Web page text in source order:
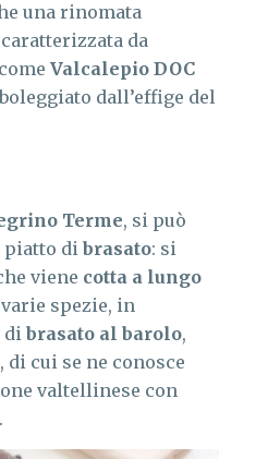
una rinomata
da
Valcalepio DOC
dall’effige del
Terme, si può
piatto di brasato: si
viene cotta a lungo
spezie, in
di brasato al barolo,
di cui se ne conosce
valtellinese con
.